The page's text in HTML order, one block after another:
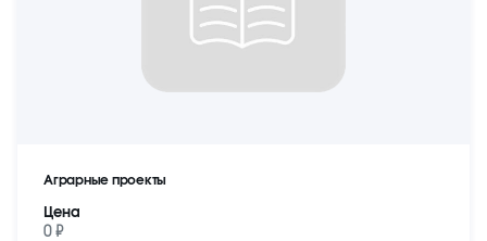
Аграрные проекты
Цена
0 ₽